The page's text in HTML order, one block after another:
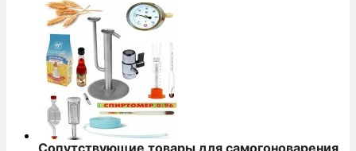
Сопутствующие товары для самогоноварения